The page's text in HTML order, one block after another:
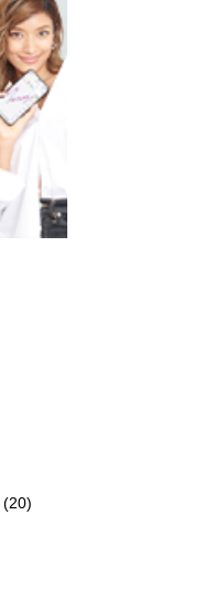
(20)